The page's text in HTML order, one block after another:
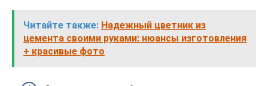
Читайте также: Надежный цветник из
цемента своими руками: нюансы изготовления
+ красивые фото